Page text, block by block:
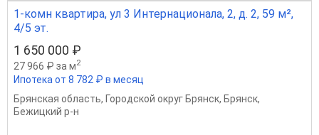
1-комн квартира, ул 3 Интернационала, 2, д. 2, 59 м²,
4/5 эт.
1 650 000 ₽
27 966 ₽ за м2
Ипотека от 8 782 ₽ в месяц
Брянская область, Городской округ Брянск, Брянск,
Бежицкий р-н